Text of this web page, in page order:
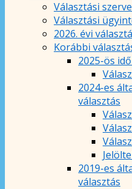
Választási
Választási
2026. évi
Korábbi
2025-ös
2024-es
választás
2019-es
választás